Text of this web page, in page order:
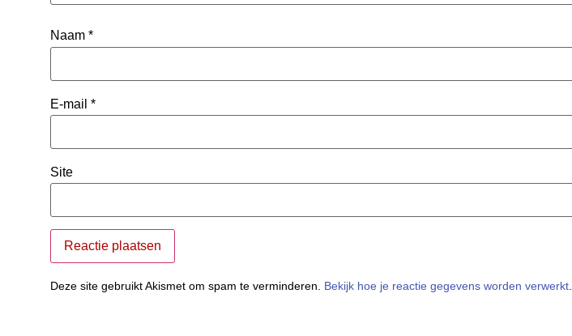
Naam *
E-mail *
Site
Deze site gebruikt Akismet om spam te verminderen. Bekijk hoe je reactie gegevens worden verwerkt.